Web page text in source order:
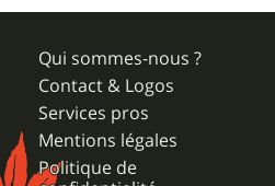
Qui sommes-nous ?
Contact & Logos
Services pros
Mentions légales
Politique de